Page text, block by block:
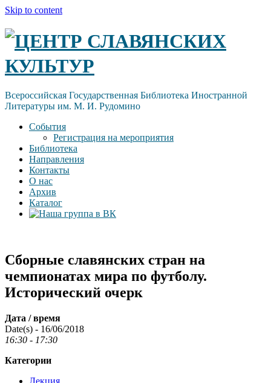
Skip to content
ЦЕНТР СЛАВЯНСКИХ
КУЛЬТУР
Всероссийская Государственная Библиотека Иностранной
Литературы им. М. И. Рудомино
События
Регистрация на мероприятия
Библиотека
Направления
Контакты
О нас
Архив
Каталог
Сборные славянских стран на
чемпионатах мира по футболу.
Исторический очерк
Дата / время
Date(s) - 16/06/2018
16:30 - 17:30
Категории
Лекция